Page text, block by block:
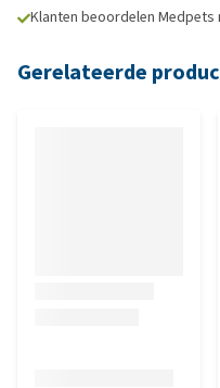
Klanten beoordelen Medpets
Gerelateerde